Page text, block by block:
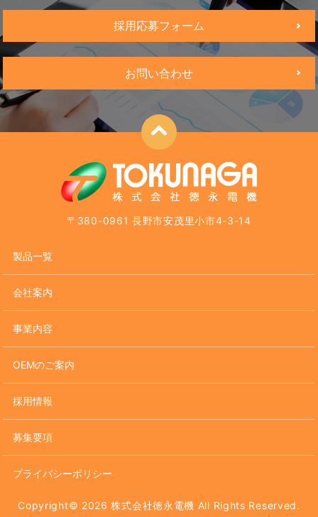
採用応募フォーム
お問い合わせ
〒380-0961 長野市安茂里小市4-3-14
製品一覧
会社案内
事業内容
OEMのご案内
採用情報
募集要項
プライバシーポリシー
Copyright© 2026 株式会社徳永電機 All Rights Reserved.